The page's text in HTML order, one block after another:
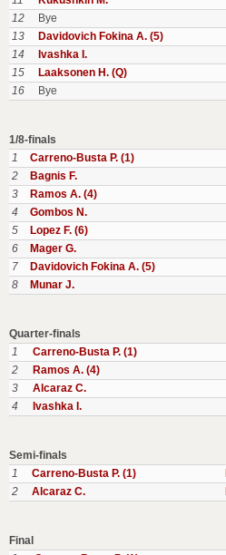
12
Bye
13
Davidovich Fokina A. (5)
14
Ivashka I.
15
Laaksonen H. (Q)
16
Bye
1/8-finals
1
Carreno-Busta P. (1)
2
Bagnis F.
3
Ramos A. (4)
4
Gombos N.
5
Lopez F. (6)
6
Mager G.
7
Davidovich Fokina A. (5)
8
Munar J.
Quarter-finals
1
Carreno-Busta P. (1)
2
Ramos A. (4)
3
Alcaraz C.
4
Ivashka I.
Semi-finals
1
Carreno-Busta P. (1)
2
Alcaraz C.
Final